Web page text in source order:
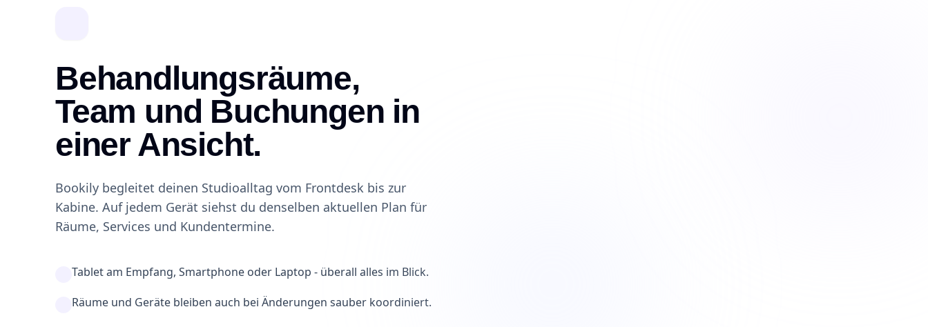
Behandlungsräume,
Team und Buchungen in
einer Ansicht.
Bookily begleitet deinen Studioalltag vom Frontdesk bis zur
Kabine. Auf jedem Gerät siehst du denselben aktuellen Plan für
Räume, Services und Kundentermine.
Tablet am Empfang, Smartphone oder Laptop - überall alles im Blick.
Räume und Geräte bleiben auch bei Änderungen sauber koordiniert.